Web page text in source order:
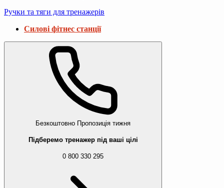
Ручки та тяги для тренажерів
Силові фітнес станції
Безкоштовно Пропозиція тижня
Підберемо тренажер під ваші цілі
0 800 330 295